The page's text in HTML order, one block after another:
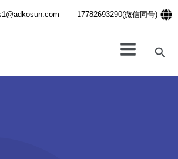
17782693290(微信同号)
搜
索